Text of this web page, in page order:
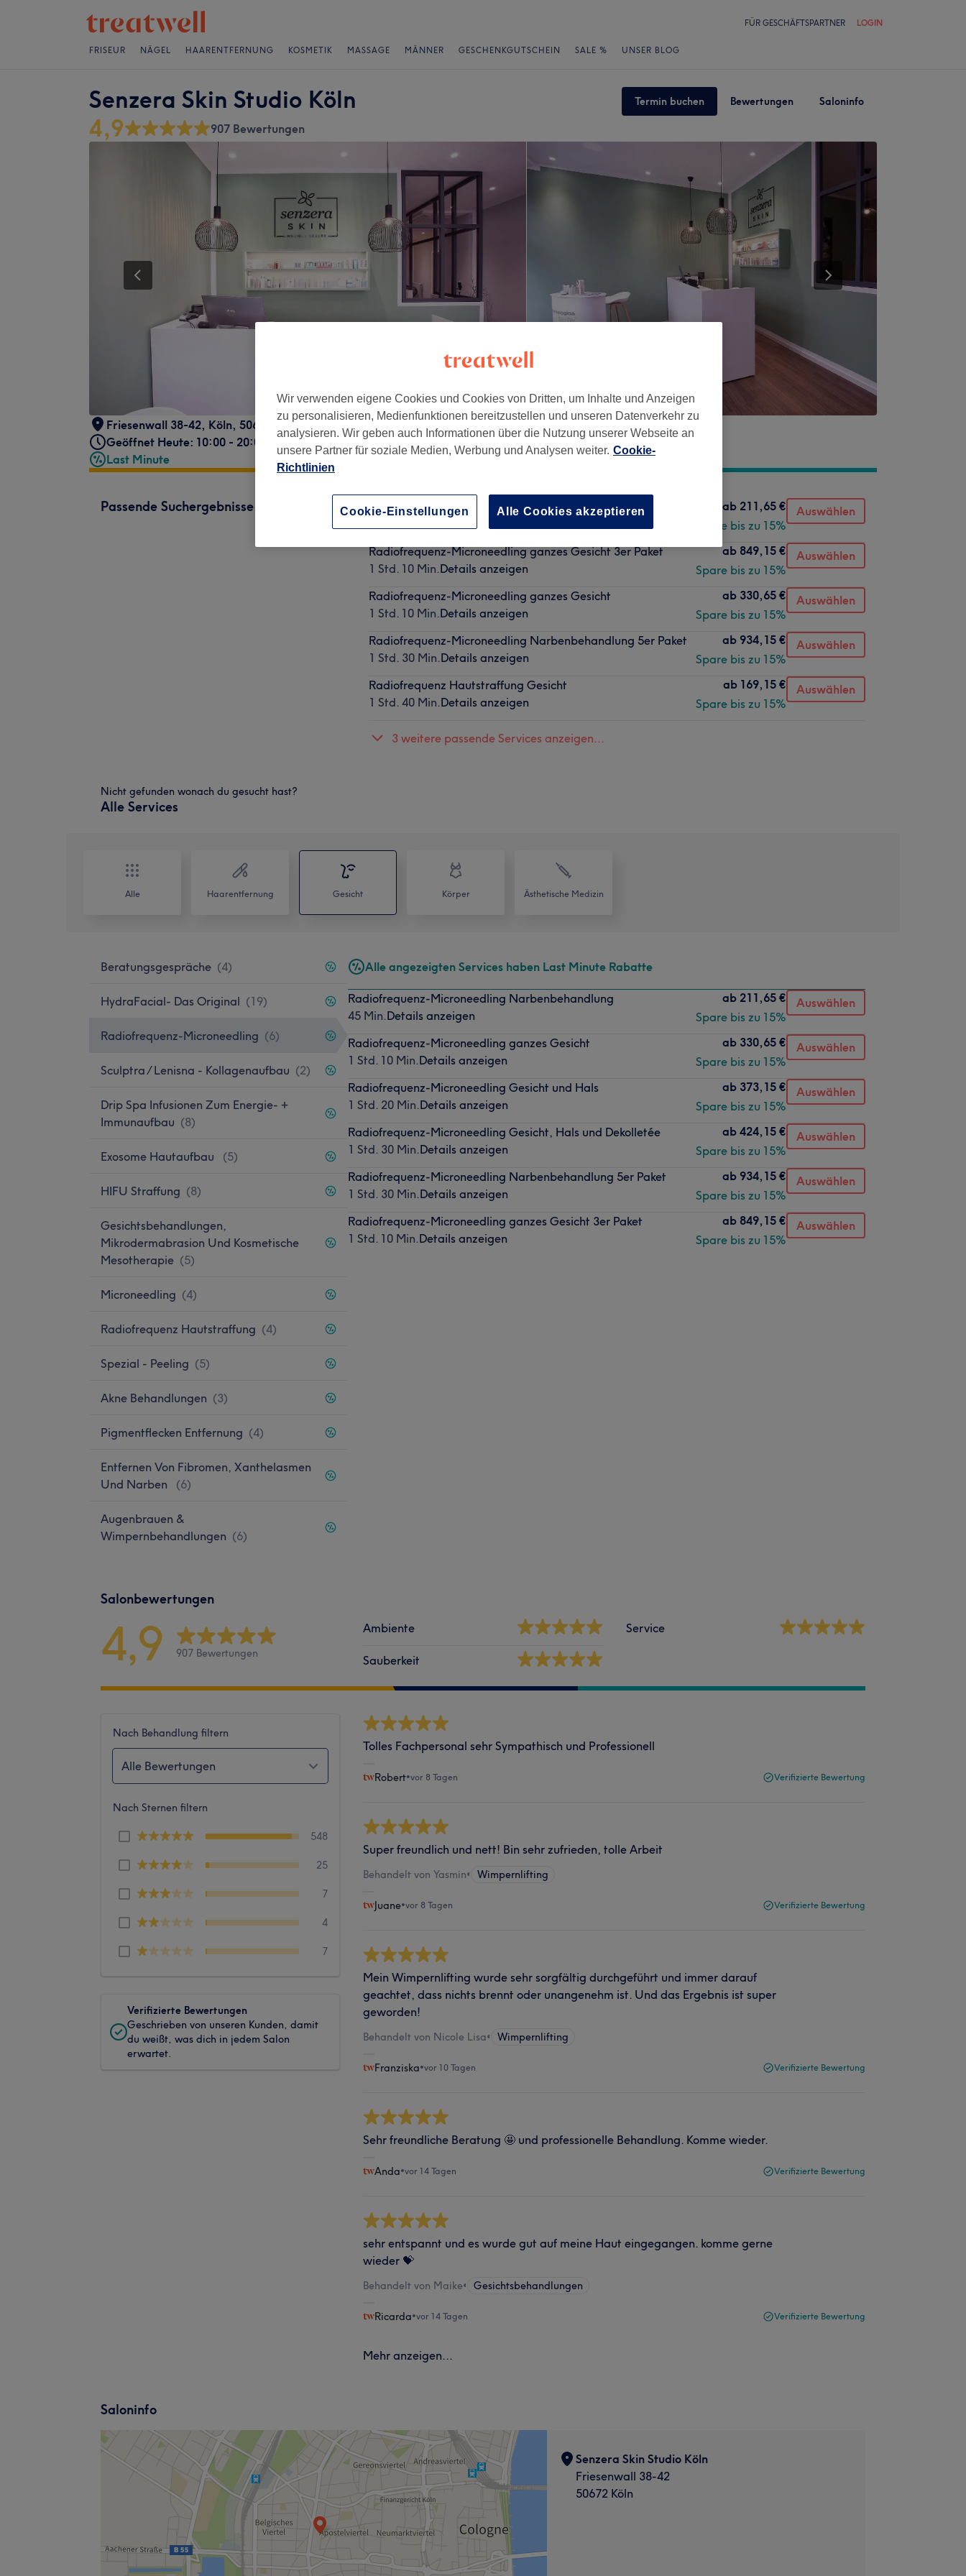
FÜR GESCHÄFTSPARTNER LOGIN
FRISEUR NÄGEL HAARENTFERNUNG KOSMETIK MASSAGE MÄNNER GESCHENKGUTSCHEIN SALE % UNSER BLOG
Senzera Skin Studio Köln Termin buchen Bewertungen Saloninfo
4,9 907 Bewertungen
Friesenwall 38-42, Köln, 50672
Geöffnet Heute: 10:00 - 20:00
Last Minute
Passende Suchergebnisse
Radiofrequenz-Microneedling Narbenbehandlung
ab 211,65 €
Spare bis zu 15%
Auswählen
Radiofrequenz-Microneedling ganzes Gesicht 3er Paket
1 Std. 10 Min.Details anzeigen
ab 849,15 €
Spare bis zu 15%
Auswählen
Radiofrequenz-Microneedling ganzes Gesicht
1 Std. 10 Min.Details anzeigen
ab 330,65 €
Spare bis zu 15%
Auswählen
Radiofrequenz-Microneedling Narbenbehandlung 5er Paket
1 Std. 30 Min.Details anzeigen
ab 934,15 €
Spare bis zu 15%
Auswählen
Radiofrequenz Hautstraffung Gesicht
1 Std. 40 Min.Details anzeigen
ab 169,15 €
Spare bis zu 15%
Auswählen
3 weitere passende Services anzeigen...
Nicht gefunden wonach du gesucht hast?
Alle Services
Alle Haarentfernung Gesicht Körper Ästhetische Medizin
Beratungsgespräche (4)
HydraFacial- Das Original (19)
Radiofrequenz-Microneedling (6)
Sculptra / Lenisna - Kollagenaufbau (2)
Drip Spa Infusionen Zum Energie- +
Immunaufbau (8)
Exosome Hautaufbau (5)
HIFU Straffung (8)
Gesichtsbehandlungen,
Mikrodermabrasion Und Kosmetische
Mesotherapie (5)
Microneedling (4)
Radiofrequenz Hautstraffung (4)
Spezial - Peeling (5)
Akne Behandlungen (3)
Pigmentflecken Entfernung (4)
Entfernen Von Fibromen, Xanthelasmen
Und Narben
(6)
Augenbrauen &
Wimpernbehandlungen (6)
Alle angezeigten Services haben Last Minute Rabatte
Radiofrequenz-Microneedling Narbenbehandlung
45 Min.Details anzeigen
ab 211,65 €
Spare bis zu 15%
Auswählen
Radiofrequenz-Microneedling ganzes Gesicht
1 Std. 10 Min.Details anzeigen
ab 330,65 €
Spare bis zu 15%
Auswählen
Radiofrequenz-Microneedling Gesicht und Hals
1 Std. 20 Min.Details anzeigen
ab 373,15 €
Spare bis zu 15%
Auswählen
Radiofrequenz-Microneedling Gesicht, Hals und Dekolletée
1 Std. 30 Min.Details anzeigen
ab 424,15 €
Spare bis zu 15%
Auswählen
Radiofrequenz-Microneedling Narbenbehandlung 5er Paket
1 Std. 30 Min.Details anzeigen
ab 934,15 €
Spare bis zu 15%
Auswählen
Radiofrequenz-Microneedling ganzes Gesicht 3er Paket
1 Std. 10 Min.Details anzeigen
ab 849,15 €
Spare bis zu 15%
Auswählen
Salonbewertungen
4,9 907 Bewertungen
Ambiente
Sauberkeit
Service
Nach Behandlung filtern
Alle Bewertungen
Nach Sternen filtern
548
25
7
4
7
Verifizierte Bewertungen
Geschrieben von unseren Kunden, damit
du weißt, was dich in jedem Salon
erwartet.
Tolles Fachpersonal sehr Sympathisch und Professionell
Robert•vor 8 Tagen Verifizierte Bewertung
Super freundlich und nett! Bin sehr zufrieden, tolle Arbeit
Behandelt von Yasmin• Wimpernlifting
Juane•vor 8 Tagen Verifizierte Bewertung
Mein Wimpernlifting wurde sehr sorgfältig durchgeführt und immer darauf
geachtet, dass nichts brennt oder unangenehm ist. Und das Ergebnis ist super
geworden!
Behandelt von Nicole Lisa• Wimpernlifting
Franziska•vor 10 Tagen Verifizierte Bewertung
Sehr freundliche Beratung 🤩 und professionelle Behandlung. Komme wieder.
Anda•vor 14 Tagen Verifizierte Bewertung
sehr entspannt und es wurde gut auf meine Haut eingegangen. komme gerne
wieder 💝
Behandelt von Maike• Gesichtsbehandlungen
Ricarda•vor 14 Tagen Verifizierte Bewertung
Mehr anzeigen...
Saloninfo
Senzera Skin Studio Köln
Friesenwall 38-42
50672 Köln
Wir verwenden eigene Cookies und Cookies von Dritten, um Inhalte und Anzeigen
zu personalisieren, Medienfunktionen bereitzustellen und unseren Datenverkehr zu
analysieren. Wir geben auch Informationen über die Nutzung unserer Webseite an
unsere Partner für soziale Medien, Werbung und Analysen weiter. Cookie-
Richtlinien
Cookie-Einstellungen Alle Cookies akzeptieren